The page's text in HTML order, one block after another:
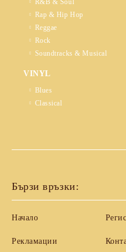
R&B & Soul
Rap & Hip Hop
Reggae
Rock
Soundtracks & Musical
VINYL
Blues
Classical
Бързи връзки:
Начало
Рекламации